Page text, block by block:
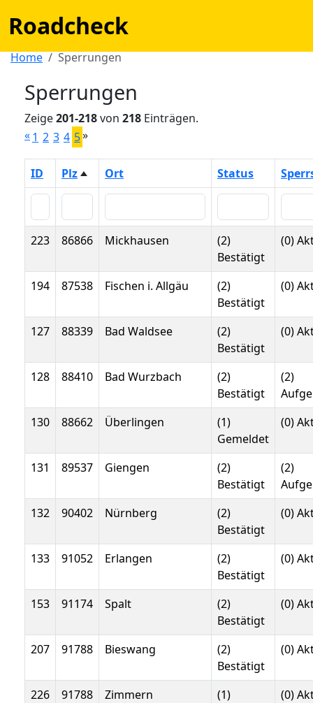
Roadcheck
Home Sperrungen
Sperrungen
Zeige201-218von 218 Einträgen.
«1 2 3 4 5»
ID Plz Ort Status
223 86866 Mickhausen
(2)
Bestätigt
(0)
194 87538 Fischen i. Allgäu
(2)
Bestätigt
(0)
127 88339 Bad Waldsee
(2)
Bestätigt
(0)
128 88410 Bad Wurzbach
(2)
Bestätigt
(2)
130
88662 Überlingen
(1)
Gemeldet
(0)
131 89537 Giengen
(2)
Bestätigt
(2)
132
90402 Nürnberg
(2)
Bestätigt
(0)
133 91052 Erlangen
(2)
Bestätigt
(0)
153 91174 Spalt
(2)
Bestätigt
(0)
207 91788 Bieswang
(2)
Bestätigt
(0)
226 91788
Zimmern
(1)
(0)